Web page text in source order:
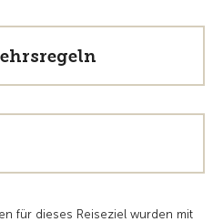
für dieses Reiseziel wurden mit